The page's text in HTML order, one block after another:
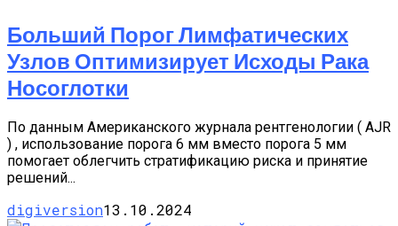
Больший Порог Лимфатических
Узлов Оптимизирует Исходы Рака
Носоглотки
По данным Американского журнала рентгенологии ( AJR
) , использование порога 6 мм вместо порога 5 мм
помогает облегчить стратификацию риска и принятие
решений...
digiversion13.10.2024